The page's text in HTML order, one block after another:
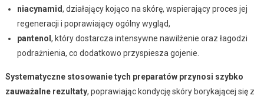
niacynamid, działający kojąco na skórę, wspierający proces jej
regeneracji i poprawiający ogólny wygląd,
pantenol , który dostarcza intensywne nawilżenie oraz łagodzi
podrażnienia, co dodatkowo przyspiesza gojenie.
Systematyczne stosowanie tych preparatów przynosi szybko
zauważalne rezultaty, poprawiając kondycję skóry borykającej się z